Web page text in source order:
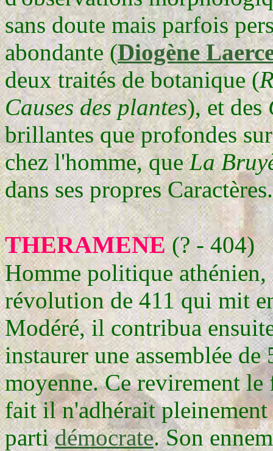
sans doute mais parfois
abondante (Diogène
deux traités de botanique (
Causes des plantes), et des
brillantes que profondes
chez l'homme, queLa
dans ses propres Caractères.
THERAMENE(? - 404)
Homme politique athénien,
révolution de 411 qui mit
Modéré, il contribua
instaurer une assemblée
moyenne. Ce revirement
fait il n'adhérait
partidémocrate. Son